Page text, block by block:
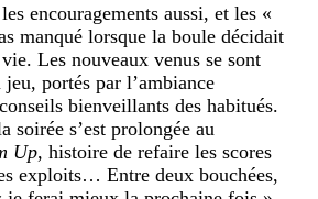
encouragements aussi, et les «
manqué lorsque la boule décidait
Les nouveaux venus se sont
portés par l’ambiance
bienveillants des habitués.
soirée s’est prolongée au
Up, histoire de refaire les scores
exploits… Entre deux bouchées,